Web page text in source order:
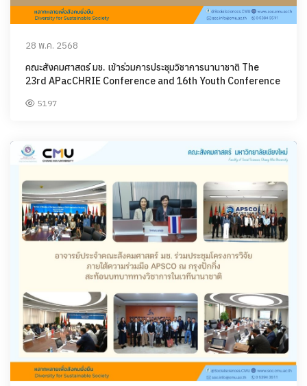
28 พ.ค. 2568
คณะสังคมศาสตร์ มช. เข้าร่วมการประชุมวิชาการนานาชาติ The
23rd APacCHRIE Conference and 16th Youth Conference
5197